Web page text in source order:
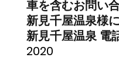
車を含むお問い
新見千屋温泉様
新見千屋温泉 電
2020